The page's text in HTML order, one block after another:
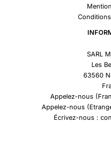
SARL
Les
63560
Appelez-nous
Appelez-nous
Écrivez-nous :